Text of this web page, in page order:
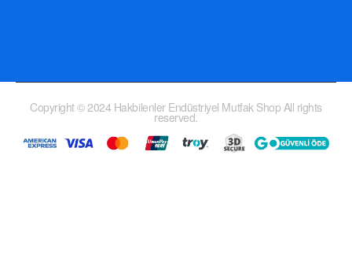
Copyright © 2024 Hakbilenler Endüstriyel Mutfak Shop All rights
reserved.